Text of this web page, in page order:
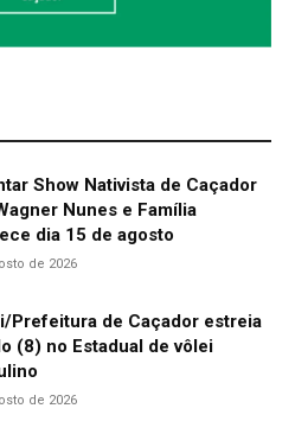
Show Nativista de Caçador
Nunes e Família
dia 15 de agosto
de 2026
Prefeitura de Caçador estreia
(8) no Estadual de vôlei
de 2026